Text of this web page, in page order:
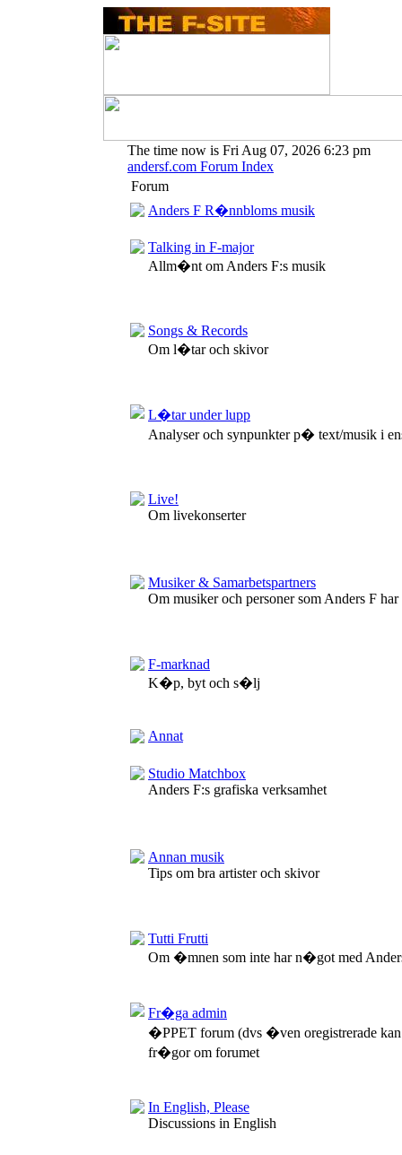
The time now is Fri Aug 07, 2026 6:23 pm
andersf.com Forum Index
Forum
Anders F R�nnbloms musik
Talking in F-major
Allm�nt om Anders F:s musik
Songs & Records
Om l�tar och skivor
L�tar under lupp
Analyser och synpunkter p� text/musik i
Live!
Om livekonserter
Musiker & Samarbetspartners
Om musiker och personer som Anders F har
F-marknad
K�p, byt och s�lj
Annat
Studio Matchbox
Anders F:s grafiska verksamhet
Annan musik
Tips om bra artister och skivor
Tutti Frutti
Om �mnen som inte har n�got med
Fr�ga admin
�PPET forum (dvs �ven oregistrerade
fr�gor om forumet
In English, Please
Discussions in English